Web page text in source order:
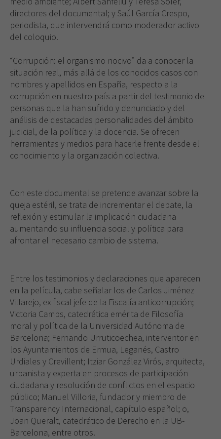
directores del documental; y Saúl García Crespo,
periodista, que intervendrá como moderador activo
del coloquio.
“Corrupción: el organismo nocivo” da a conocer la
situación real, más allá de los conocidos casos con
nombres y apellidos en España, respecto a la
corrupción en nuestro país a partir del testimonio de
personas que la han sufrido y denunciado y del
análisis de destacadas personalidades del ámbito
judicial, de la política y la docencia. Se ofrecen
herramientas y medios para hacerle frente desde el
conocimiento y la organización colectiva.
Con este documental se pretende avanzar sobre la
queja estéril, se trata de incrementar el debate, la
reflexión y estimular la implicación ciudadana
aumentando su influencia social y política para
afrontar el necesario cambio de sistema.
Entre los testimonios y declaraciones que aparecen
en la película, cabe señalar los de Carlos Jiménez
Villarejo, ex fiscal jefe de la Fiscalía anticorrupción;
Victoria Camps, catedrática emérita de Filosofía
moral y política de la Universidad Autónoma de
Barcelona; Fernando Urruticoechea, interventor en
los Ayuntamientos de Ermua, Leganés, Castro
Urdiales y Crevillent; Itziar González Virós, arquitecta,
urbanista y experta en procesos de participación
ciudadana y resolución de conflictos en el espacio
público; Manuel Villoria, fundador y miembro de
Transparency Internacional, capítulo español; o,
Joan Queralt, catedrático de Derecho en la UB-
Barcelona, entre otros.
cookies no
son
opcionales.
Son
necesarias
para que
funcione la
web.
Experiencia
Para que
nuestra web
funcione lo
mejor posible